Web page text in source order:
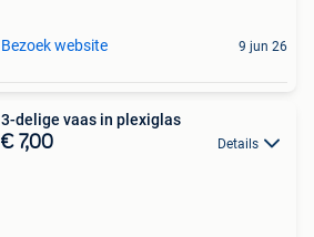
Bezoek website 9 jun 26
3-delige vaas in plexiglas
€ 7,00 Details